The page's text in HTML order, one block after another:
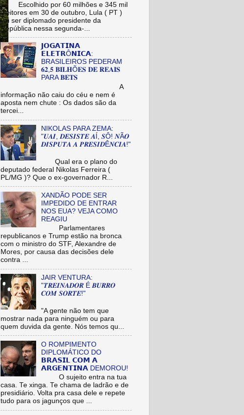
Escolhido por 60 milhões e 345 mil
eleitores em 30 de outubro, Lula ( PT )
vai ser diplomado presidente da
República nessa segunda-...
𝗝𝗢𝗚𝗔𝗧𝗜𝗡𝗔
𝗘𝗟𝗘𝗧𝗥Ô𝗡𝗜𝗖𝗔:
BRASILEIROS PEDERAM
𝟔𝟐,𝟓 𝐁𝐈𝐋𝐇Õ𝐄𝐒 𝐃𝐄 𝐑𝐄𝐀𝐈𝐒
PARA 𝐁𝐄𝐓𝐒
A
informação não caiu do céu e nem é
aposta nem chute : Os dados são da
tercei...
NIKOLAS PARA ZEMA:
"𝑼𝑨𝑰, 𝑫𝑬𝑺𝑰𝑺𝑻𝑬 𝑨Í, 𝑺Ô! 𝑵Ã𝑶
𝑫𝑰𝑺𝑷𝑼𝑻𝑨 𝑨 𝑷𝑹𝑬𝑺𝑰𝑫Ê𝑵𝑪𝑰𝑨!"
Qual era o plano do
deputado federal Nikolas Ferreira (
PL/MG )? Que o ex-governador R...
XANDÃO PODE SER
IMPEDIDO DE ENTRAR
NOS EUA? VEJA COMO
REAGIU
Parlamentares
republicanos e Trump estão na bronca
com o ministro do STF, Alexandre de
Mores, por causa das decisões dele
contra ...
JAIR VENTURA:
"𝑻𝑹𝑬𝑰𝑵𝑨𝑫𝑶𝑹 É 𝑩𝑼𝑹𝑹𝑶
𝑪𝑶𝑴 𝑺𝑶𝑹𝑻𝑬!"
"A gente não tem que
mostrar nada para ninguém ou para
quem duvida da gente. Nós temos qu...
O ROMPIMENTO
DIPLOMÁTICO DO
𝗕𝗥𝗔𝗦𝗜𝗟 𝗖𝗢𝗠 𝗔
𝗔𝗥𝗚𝗘𝗡𝗧𝗜𝗡𝗔 DEMOROU!
O sujeito entra na tua
casa. Te xinga. Te chama de ladrão e de
presidiário. Volta pra casa dele e repete
tudo para os jagunços que ...